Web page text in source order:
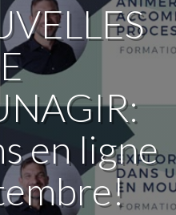
en ligne